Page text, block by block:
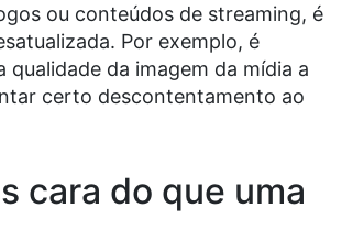
ou conteúdos de streaming, é
Por exemplo, é
qualidade da imagem da mídia a
certo descontentamento ao
cara do que uma